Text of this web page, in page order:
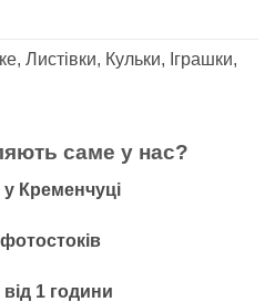
Листівки, Кульки, Іграшки,
саме у нас?
Кременчуці
1 години